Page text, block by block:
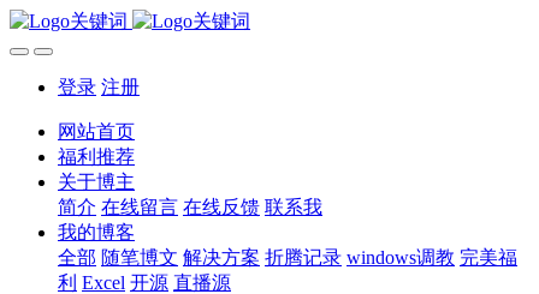
登录 注册
网站首页
福利推荐
关于博主
简介 在线留言 在线反馈 联系我
我的博客
全部 随笔博文 解决方案 折腾记录 windows调教 完美福
利 Excel 开源 直播源